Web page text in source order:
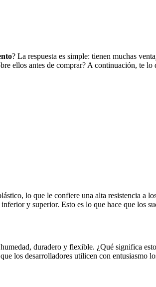
? La respuesta es simple: tienen muchas
ellos antes de comprar? A continuación, te lo
lo que le confiere una alta resistencia a
y superior. Esto es lo que hace que los
duradero y flexible. ¿Qué significa
los desarrolladores utilicen con